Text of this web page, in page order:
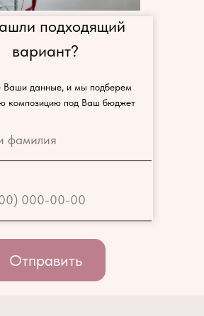
Отправить
подходящий
вариант?
Ваши данные, и мы подберем
композицию под Ваш бюджет